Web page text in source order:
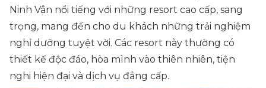
Ninh Vân nổi tiếng với những resort cao cấp, sang
trọng, mang đến cho du khách những trải nghiệm
nghỉ dưỡng tuyệt vời. Các resort này thường có
thiết kế độc đáo, hòa mình vào thiên nhiên, tiện
nghi hiện đại và dịch vụ đẳng cấp.